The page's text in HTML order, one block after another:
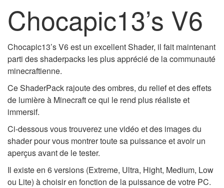
Chocapic13’s V6
Chocapic13’s V6 est un excellent Shader, il fait maintenant
parti des shaderpacks les plus apprécié de la communauté
minecraftienne.
Ce ShaderPack rajoute des ombres, du relief et des effets
de lumière à Minecraft ce qui le rend plus réaliste et
immersif.
Ci-dessous vous trouverez une vidéo et des images du
shader pour vous montrer toute sa puissance et avoir un
aperçus avant de le tester.
Il existe en 6 versions (Extreme, Ultra, Hight, Medium, Low
ou Lite) à choisir en fonction de la puissance de votre PC.